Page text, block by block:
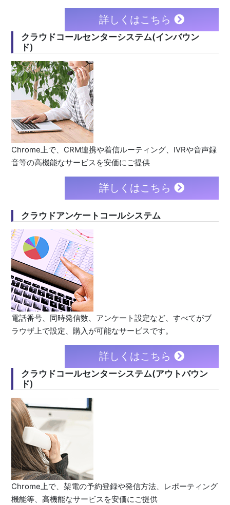
詳しくはこちら
クラウドコールセンターシステム(インバウン
ド)
Chrome上で、CRM連携や着信ルーティング、IVRや音声録
音等の高機能なサービスを安価にご提供
詳しくはこちら
クラウドアンケートコールシステム
電話番号、同時発信数、アンケート設定など、すべてがブ
ラウザ上で設定、購入が可能なサービスです。
詳しくはこちら
クラウドコールセンターシステム(アウトバウン
ド)
Chrome上で、架電の予約登録や発信方法、レポーティング
機能等、高機能なサービスを安価にご提供